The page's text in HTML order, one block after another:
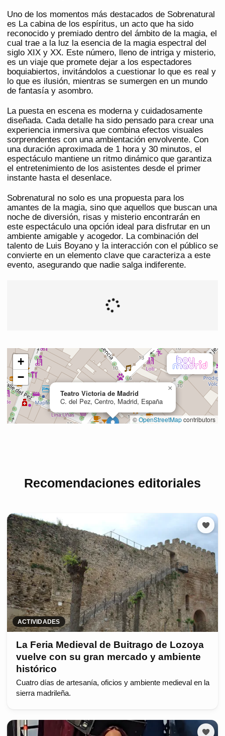
Uno de los momentos más destacados de Sobrenatural
es La cabina de los espíritus, un acto que ha sido
reconocido y premiado dentro del ámbito de la magia, el
cual trae a la luz la esencia de la magia espectral del
siglo XIX y XX. Este número, lleno de intriga y misterio,
es un viaje que promete dejar a los espectadores
boquiabiertos, invitándolos a cuestionar lo que es real y
lo que es ilusión, mientras se sumergen en un mundo
de fantasía y asombro.
La puesta en escena es moderna y cuidadosamente
diseñada. Cada detalle ha sido pensado para crear una
experiencia inmersiva que combina efectos visuales
sorprendentes con una ambientación envolvente. Con
una duración aproximada de 1 hora y 30 minutos, el
espectáculo mantiene un ritmo dinámico que garantiza
el entretenimiento de los asistentes desde el primer
instante hasta el desenlace.
Sobrenatural no solo es una propuesta para los
amantes de la magia, sino que aquellos que buscan una
noche de diversión, risas y misterio encontrarán en
este espectáculo una opción ideal para disfrutar en un
ambiente amigable y acogedor. La combinación del
talento de Luis Boyano y la interacción con el público se
convierte en un elemento clave que caracteriza a este
evento, asegurando que nadie salga indiferente.
Recomendaciones editoriales
ACTIVIDADES
La Feria Medieval de Buitrago de Lozoya
vuelve con su gran mercado y ambiente
histórico
Cuatro días de artesanía, oficios y ambiente medieval en la
sierra madrileña.